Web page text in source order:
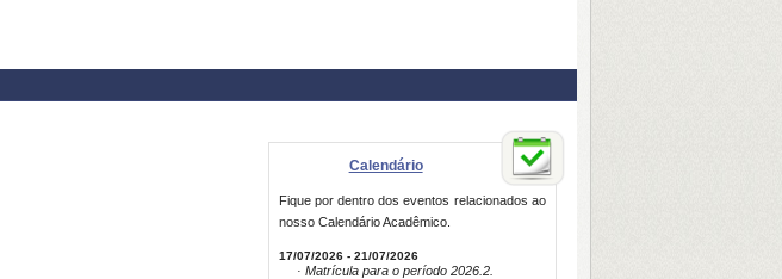
Calendário
Fique por dentro dos eventos relacionados ao
nosso Calendário Acadêmico.
17/07/2026 - 21/07/2026
· Matrícula para o período 2026.2.